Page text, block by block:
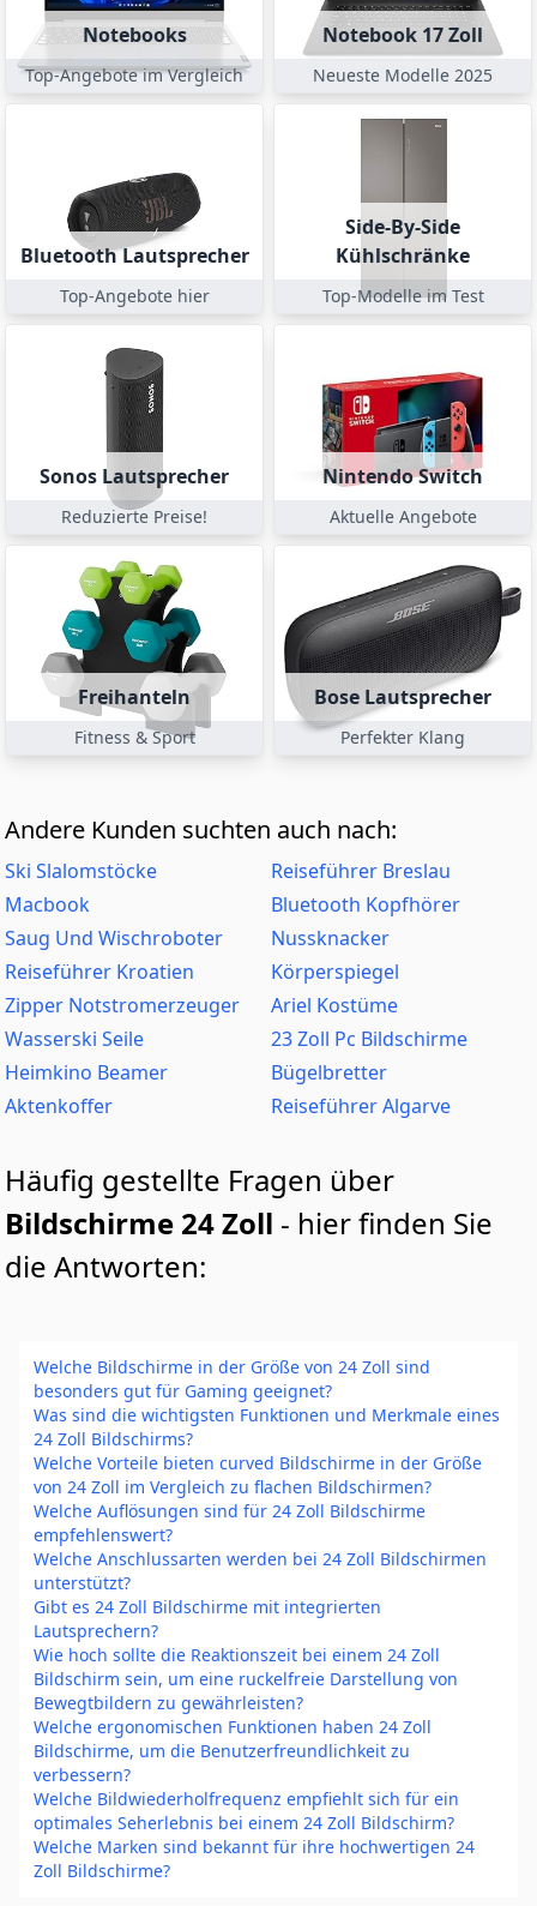
Notebooks
Top-Angebote im Vergleich
Notebook 17 Zoll
Neueste Modelle 2025
Bluetooth Lautsprecher
Top-Angebote hier
Side-By-Side
Kühlschränke
Top-Modelle im Test
Sonos Lautsprecher
Reduzierte Preise!
Nintendo Switch
Aktuelle Angebote
Freihanteln
Fitness & Sport
Bose Lautsprecher
Perfekter Klang
Andere Kunden suchten auch nach:
Ski Slalomstöcke
Reiseführer Breslau
Macbook
Bluetooth Kopfhörer
Saug Und Wischroboter
Nussknacker
Reiseführer Kroatien
Körperspiegel
Zipper Notstromerzeuger
Ariel Kostüme
Wasserski Seile
23 Zoll Pc Bildschirme
Heimkino Beamer
Bügelbretter
Aktenkoffer
Reiseführer Algarve
Häufig gestellte Fragen über
Bildschirme 24 Zoll - hier finden Sie
die Antworten:
Welche Bildschirme in der Größe von 24 Zoll sind
besonders gut für Gaming geeignet?
Was sind die wichtigsten Funktionen und Merkmale eines
24 Zoll Bildschirms?
Welche Vorteile bieten curved Bildschirme in der Größe
von 24 Zoll im Vergleich zu flachen Bildschirmen?
Welche Auflösungen sind für 24 Zoll Bildschirme
empfehlenswert?
Welche Anschlussarten werden bei 24 Zoll Bildschirmen
unterstützt?
Gibt es 24 Zoll Bildschirme mit integrierten
Lautsprechern?
Wie hoch sollte die Reaktionszeit bei einem 24 Zoll
Bildschirm sein, um eine ruckelfreie Darstellung von
Bewegtbildern zu gewährleisten?
Welche ergonomischen Funktionen haben 24 Zoll
Bildschirme, um die Benutzerfreundlichkeit zu
verbessern?
Welche Bildwiederholfrequenz empfiehlt sich für ein
optimales Seherlebnis bei einem 24 Zoll Bildschirm?
Welche Marken sind bekannt für ihre hochwertigen 24
Zoll Bildschirme?